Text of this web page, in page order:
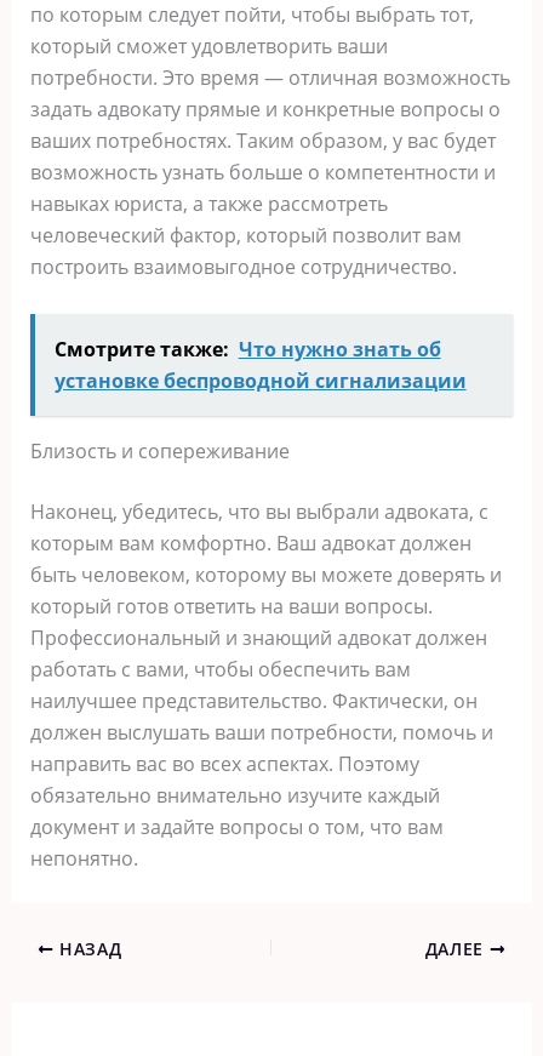
по которым следует пойти, чтобы выбрать тот,
который сможет удовлетворить ваши
потребности. Это время — отличная возможность
задать адвокату прямые и конкретные вопросы о
ваших потребностях. Таким образом, у вас будет
возможность узнать больше о компетентности и
навыках юриста, а также рассмотреть
человеческий фактор, который позволит вам
построить взаимовыгодное сотрудничество.
Смотрите также: Что нужно знать об
установке беспроводной сигнализации
Близость и сопереживание
Наконец, убедитесь, что вы выбрали адвоката, с
которым вам комфортно. Ваш адвокат должен
быть человеком, которому вы можете доверять и
который готов ответить на ваши вопросы.
Профессиональный и знающий адвокат должен
работать с вами, чтобы обеспечить вам
наилучшее представительство. Фактически, он
должен выслушать ваши потребности, помочь и
направить вас во всех аспектах. Поэтому
обязательно внимательно изучите каждый
документ и задайте вопросы о том, что вам
непонятно.
НАЗАД ДАЛЕЕ